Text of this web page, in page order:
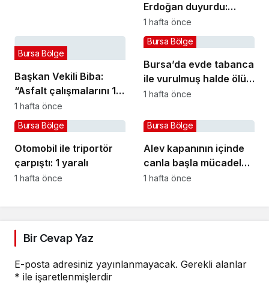
Erdoğan duyurdu:
Kiralık sosyal konut
projesi eylülde başlıyor
1 hafta önce
Başkan Vekili Biba:
“Asfalt çalışmalarını 12
kat artırdık”
Bursa Bölge
1 hafta önce
Bursa’da evde tabanca
ile vurulmuş halde ölü
bulundu
Bursa Bölge
1 hafta önce
Otomobil ile triportör
çarpıştı: 1 yaralı
Bursa Bölge
1 hafta önce
Alev kapanının içinde
canla başla mücadele
ettiler:
Bursa Bölge
1 hafta önce
Bir Cevap Yaz
E-posta adresiniz yayınlanmayacak. Gerekli alanlar
* ile işaretlenmişlerdir